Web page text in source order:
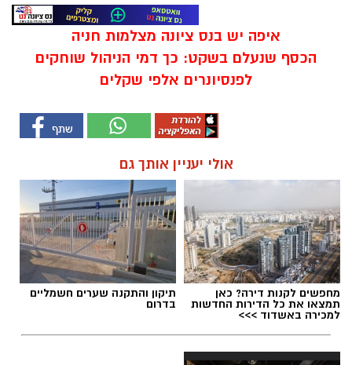
איפה יש בנס ציונה מצלמות חניה
הכסף שנעלם בשקט: כך דמי הניהול שוחקים
לפנסיונרים אלפי שקלים
אולי יעניין אותך גם
מחפשים לקנות דירה? כאן
תמצאו את כל הדירות החדשות
למכירה באשדוד >>>
תיקון והתקנה שערים חשמליים
בדרום